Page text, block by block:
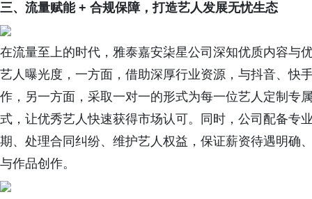
三、 流量赋能 + 合规保障，打造艺人发展无忧生态
在流量至上的时代，雅泰嘉安柒星公司深知优质内容与
艺人曝光度，一方面，借助深厚行业资源，与抖音、快
作，另一方面，采取一对一的形式为每一位艺人定制专
式，让优秀艺人快速获得市场认可。同时，公司配备专
期、处理合同纠纷、维护艺人权益，保证薪资待遇明确
与作品创作。